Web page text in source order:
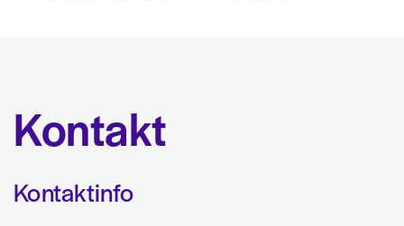
Kontakt
Kontaktinfo